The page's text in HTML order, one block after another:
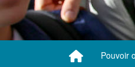
Pouvoir